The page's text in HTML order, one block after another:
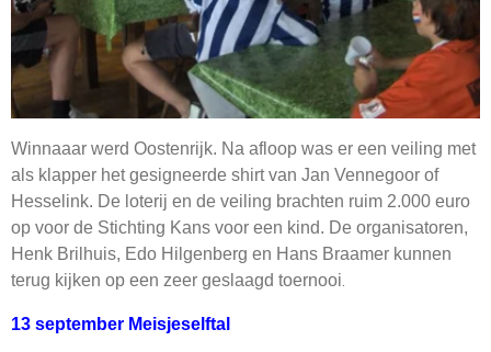
Winnaaar werd Oostenrijk. Na afloop was er een veiling met
als klapper het gesigneerde shirt van Jan Vennegoor of
Hesselink. De loterij en de veiling brachten ruim 2.000 euro
op voor de Stichting Kans voor een kind. De organisatoren,
Henk Brilhuis, Edo Hilgenberg en Hans Braamer kunnen
terug kijken op een zeer geslaagd toernooi.
13 september Meisjeselftal